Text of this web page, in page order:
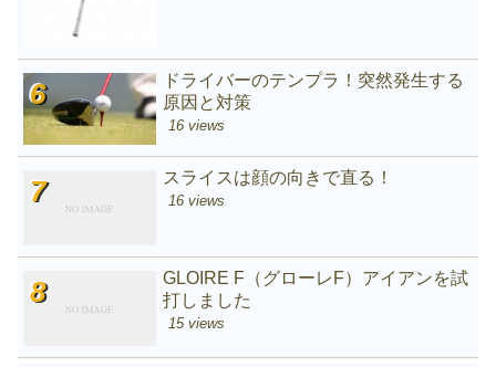
ドライバーのテンプラ！突然発生する
原因と対策
16 views
スライスは顔の向きで直る！
16 views
GLOIRE F（グローレF）アイアンを試
打しました
15 views